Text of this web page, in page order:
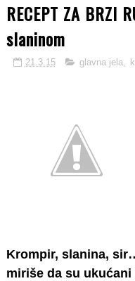
RECEPT ZA BRZI
slaninom
21.3.15 glavna jela,
Krompir, slanina,
miriše da su